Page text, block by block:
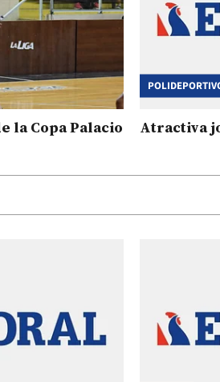
la Copa Palacio Atractiva